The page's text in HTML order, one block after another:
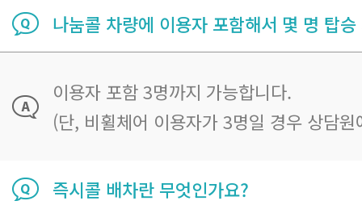
나눔콜 차량에 이용자 포함해서 몇 명 탑
이용자 포함 3명까지 가능합니다.
(단, 비휠체어 이용자가 3명일 경우 상담
즉시콜 배차란 무엇인가요?